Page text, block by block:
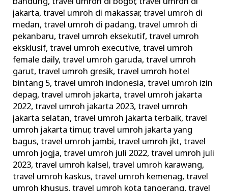
jakarta,travel umroh di makassar,travel umroh di
medan,travel umroh di padang,travel umroh di
pekanbaru,travel umroh eksekutif,travel umroh
eksklusif,travel umroh executive,travel umroh
female daily,travel umroh garuda,travel umroh
garut,travel umroh gresik,travel umroh hotel
bintang 5,travel umroh indonesia,travel umroh izin
depag,travel umroh jakarta,travel umroh jakarta
2022,travel umroh jakarta 2023,travel umroh
jakarta selatan,travel umroh jakarta terbaik,travel
umroh jakarta timur,travel umroh jakarta yang
bagus,travel umroh jambi,travel umroh jkt,travel
umroh jogja,travel umroh juli 2022,travel umroh juli
2023,travel umroh kalsel,travel umroh karawang,
travel umroh kaskus,travel umroh kemenag,travel
umroh khusus,travel umroh kota tangerang,travel